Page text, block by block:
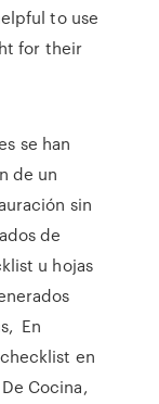
to use
for their
se han
de un
sin
de
u hojas
En
en
Cocina,